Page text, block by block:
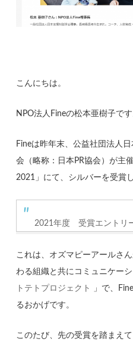
こんにちは。
NPO法人Fineの松本亜樹子です
Fineは昨年末、公益社団法人
会（略称：日本PR協会）が主
2021」にて、シルバーを受賞
2021年度 受賞エントリ
これは、オズマピーアールさ
わる組織と共にコミュニケー
トテトプロジェクト
」で、
るおかげです。
このたび、先の受賞を踏まえ